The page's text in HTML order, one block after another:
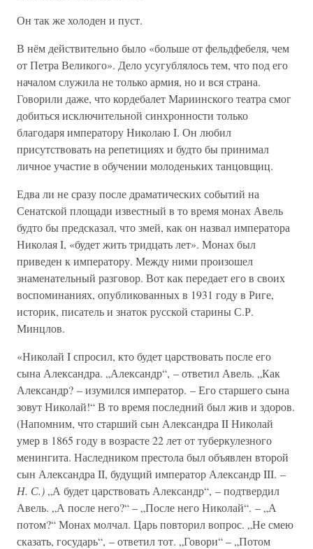
Он так же холоден и пуст.
В нём действительно было «больше от фельдфебеля, чем
от Петра Великого». Дело усугублялось тем, что под его
началом служила не только армия, но и вся страна.
Говорили даже, что кордебалет Мариинского театра смог
добиться исключительной синхронности только
благодаря императору Николаю I. Он любил
присутствовать на репетициях и будто бы принимал
личное участие в обучении молоденьких танцовщиц.
Едва ли не сразу после драматических событий на
Сенатской площади известный в то время монах Авель
будто бы предсказал, что змей, как он назвал императора
Николая I, «будет жить тридцать лет». Монах был
приведен к императору. Между ними произошел
знаменательный разговор. Вот как передает его в своих
воспоминаниях, опубликованных в 1931 году в Риге,
историк, писатель и знаток русской старины С.Р.
Минцлов.
«Николай I спросил, кто будет царствовать после его
сына Александра. „Александр“, – ответил Авель. „Как
Александр? – изумился император. – Его старшего сына
зовут Николай!“ В то время последний был жив и здоров.
(Напомним, что старший сын Александра II Николай
умер в 1865 году в возрасте 22 лет от туберкулезного
менингита. Наследником престола был объявлен второй
сын Александра II, будущий император Александр III. –
Н. С.) „А будет царствовать Александр“, – подтвердил
Авель. „А после него?“ – „После него Николай“. – „А
потом?“ Монах молчал. Царь повторил вопрос. „Не смею
сказать, государь“, – ответил тот. „Говори“ – „Потом